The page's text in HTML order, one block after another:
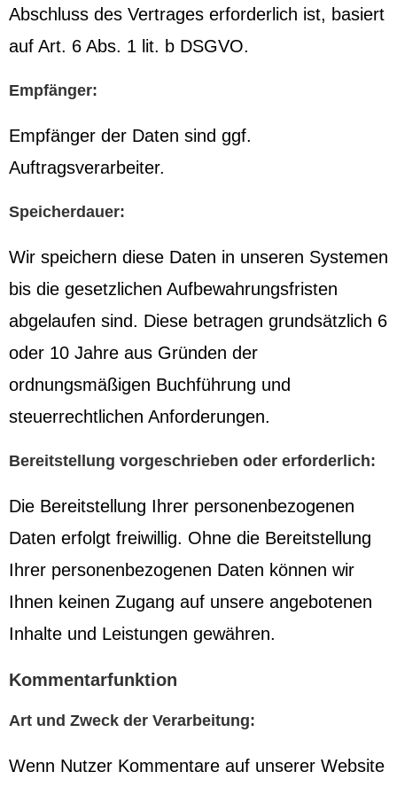
Abschluss des Vertrages erforderlich ist, basiert
auf Art. 6 Abs. 1 lit. b DSGVO.
Empfänger:
Empfänger der Daten sind ggf.
Auftragsverarbeiter.
Speicherdauer:
Wir speichern diese Daten in unseren Systemen
bis die gesetzlichen Aufbewahrungsfristen
abgelaufen sind. Diese betragen grundsätzlich 6
oder 10 Jahre aus Gründen der
ordnungsmäßigen Buchführung und
steuerrechtlichen Anforderungen.
Bereitstellung vorgeschrieben oder erforderlich:
Die Bereitstellung Ihrer personenbezogenen
Daten erfolgt freiwillig. Ohne die Bereitstellung
Ihrer personenbezogenen Daten können wir
Ihnen keinen Zugang auf unsere angebotenen
Inhalte und Leistungen gewähren.
Kommentarfunktion
Art und Zweck der Verarbeitung:
Wenn Nutzer Kommentare auf unserer Website